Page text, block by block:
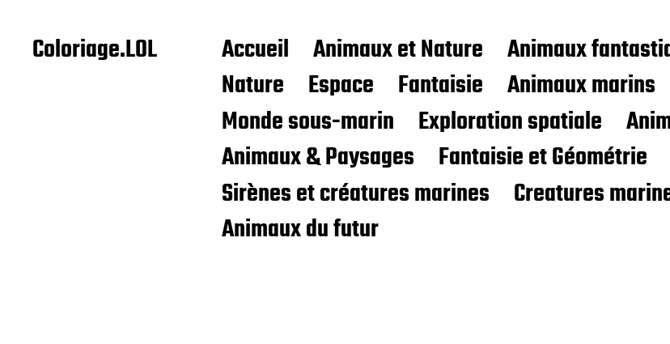
Coloriage.LOL Accueil Animaux et Nature Animaux
Nature
Espace Fantaisie Animaux marins
Monde sous-marin
Exploration spatiale
Animaux & Paysages
Fantaisie et Géométrie
Sirènes et créatures marines
Creatures
Animaux du futur